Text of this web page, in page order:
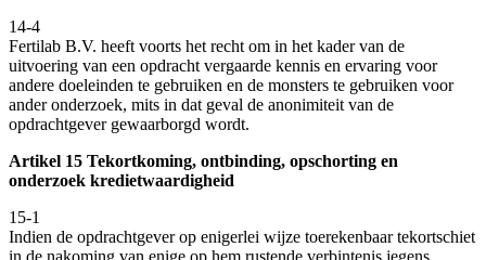
14-4
Fertilab B.V. heeft voorts het recht om in het kader van de
uitvoering van een opdracht vergaarde kennis en ervaring voor
andere doeleinden te gebruiken en de monsters te gebruiken voor
ander onderzoek, mits in dat geval de anonimiteit van de
opdrachtgever gewaarborgd wordt.
Artikel 15 Tekortkoming, ontbinding, opschorting en
onderzoek kredietwaardigheid
15-1
Indien de opdrachtgever op enigerlei wijze toerekenbaar tekortschiet
in de nakoming van enige op hem rustende verbintenis jegens